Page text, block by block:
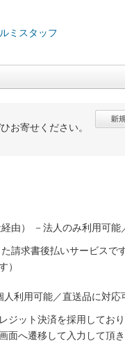
ミスタッフ
お寄せください。
由） －法人のみ利用可能
請求書後払いサービス
）
利用可能／直送品に対応
ジット決済を採用してお
面へ遷移して入力して頂